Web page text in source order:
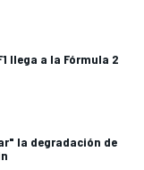
llega a la Fórmula 2
la degradación de